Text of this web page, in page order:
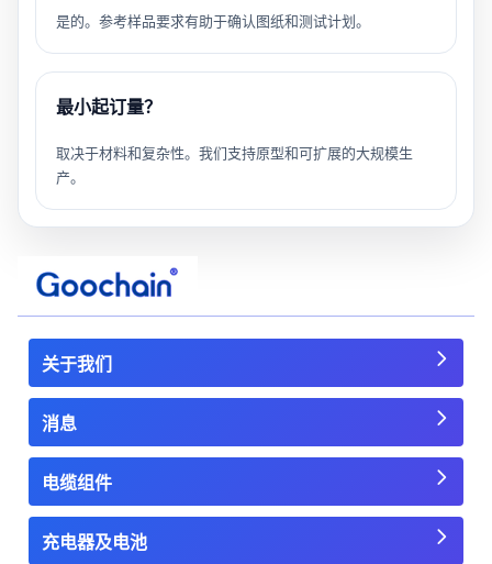
是的。参考样品要求有助于确认图纸和测试计划。
最小起订量？
取决于材料和复杂性。我们支持原型和可扩展的大规模生
产。
关于我们
消息
电缆组件
充电器及电池